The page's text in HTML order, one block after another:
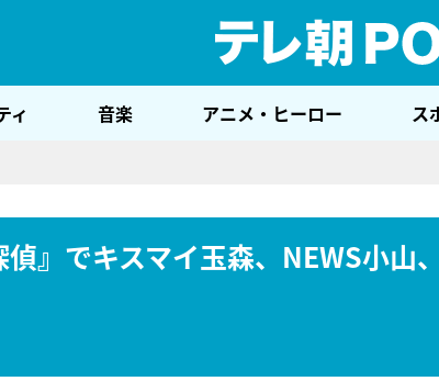
ィ 音楽 アニメ・ヒーロー ス
』でキスマイ玉森、NEWS小山